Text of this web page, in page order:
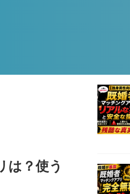
は？使う